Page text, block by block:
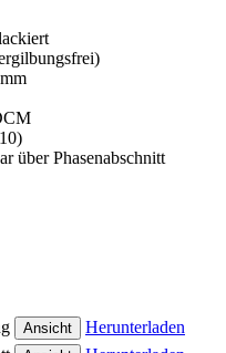
über Phasenabschnitt
Ansicht
Herunterladen